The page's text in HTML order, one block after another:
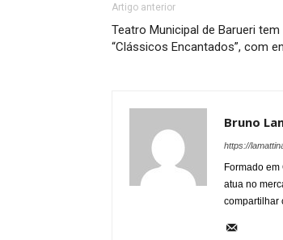
Artigo anterior
Teatro Municipal de Barueri
“Clássicos Encantados”, com
Bruno
https://
Formado
atua no
compartilhar